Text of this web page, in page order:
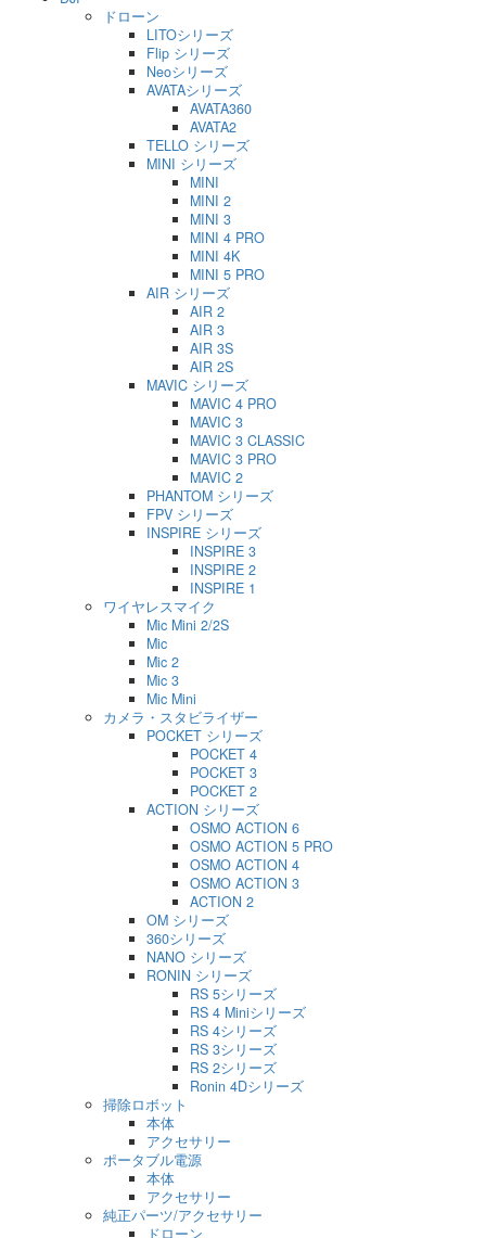
ドローン
LITOシリーズ
Flip シリーズ
Neoシリーズ
AVATAシリーズ
AVATA360
AVATA2
TELLO シリーズ
MINI シリーズ
MINI
MINI 2
MINI 3
MINI 4 PRO
MINI 4K
MINI 5 PRO
AIR シリーズ
AIR 2
AIR 3
AIR 3S
AIR 2S
MAVIC シリーズ
MAVIC 4 PRO
MAVIC 3
MAVIC 3 CLASSIC
MAVIC 3 PRO
MAVIC 2
PHANTOM シリーズ
FPV シリーズ
INSPIRE シリーズ
INSPIRE 3
INSPIRE 2
INSPIRE 1
ワイヤレスマイク
Mic Mini 2/2S
Mic
Mic 2
Mic 3
Mic Mini
カメラ・スタビライザー
POCKET シリーズ
POCKET 4
POCKET 3
POCKET 2
ACTION シリーズ
OSMO ACTION 6
OSMO ACTION 5 PRO
OSMO ACTION 4
OSMO ACTION 3
ACTION 2
OM シリーズ
360シリーズ
NANO シリーズ
RONIN シリーズ
RS 5シリーズ
RS 4 Miniシリーズ
RS 4シリーズ
RS 3シリーズ
RS 2シリーズ
Ronin 4Dシリーズ
掃除ロボット
本体
アクセサリー
ポータブル電源
本体
アクセサリー
純正パーツ/アクセサリー
ドローン